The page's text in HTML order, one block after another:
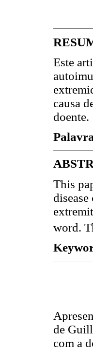
Este
causa
doente.
This
word.
de
com a